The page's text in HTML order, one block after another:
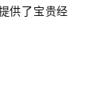
供了宝贵经